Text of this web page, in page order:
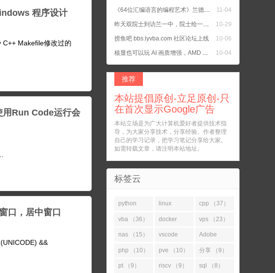
程序设计
Makefile修改过的
Run Code运行会
口，居中窗口
&&
11-04
《64位汇编语言的编程艺术》兰德尔·海德著
10-29
昨天双院士到访兰一中，院士给一中学生上公开课，我女儿所在班去听院士教诲了
10-06
捞鱼吧 bbs.lyvba.com 社区论坛上线
10-04
核显也可以玩 AI 画质增强，AMD APU 把核显默认设置为 UMA Auto
推荐
本站提倡原创-立足原创-只
在首次显示Google广告
本站立场是为广大计算机爱好者提供技术指
导，为大家分享技术，分享经验。作者整理
自己的学习记录，把学习笔记分享给大家。
如需转载文章，请注明本站地址。
标签云
python
（52）
linux
（45）
cpp （37）
vba （36） docker
（31）
vps （23）
nas （15） vscode
（14）
Adobe
（11）
php （10） pve （10） 分享 （9）
pt （9） riscv （9） sql （8）